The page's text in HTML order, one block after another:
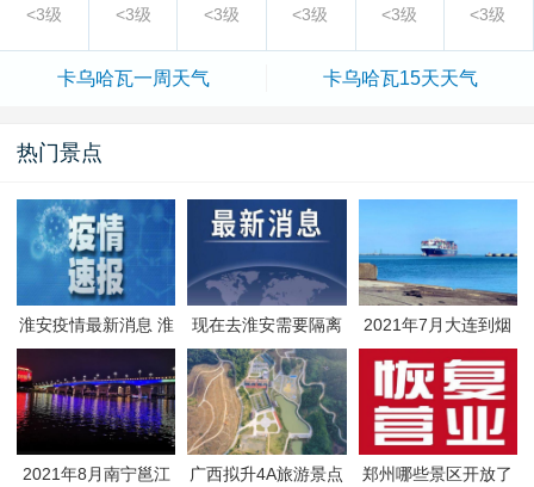
<3级
<3级 <3级 <3级 <3级 <3级
卡乌哈瓦一周天气 卡乌哈瓦15天天气
热门景点
淮安疫情最新消息 淮
安疫情防控政策
现在去淮安需要隔离
吗 淮安最新隔离政策
2021年7月大连到烟
台航线因台风停航
2021年8月南宁邕江
广西拟升4A旅游景点
郑州哪些景区开放了